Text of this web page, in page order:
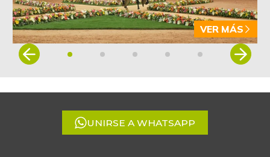
VER MÁS
Item
5
UNIRSE A WHATSAPP